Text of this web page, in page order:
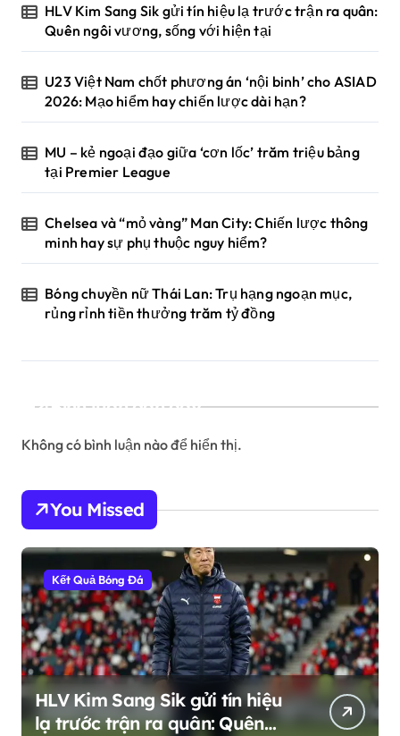
HLV Kim Sang Sik gửi tín hiệu lạ trước trận ra quân:
Quên ngôi vương, sống với hiện tại
U23 Việt Nam chốt phương án ‘nội binh’ cho ASIAD
2026: Mạo hiểm hay chiến lược dài hạn?
MU – kẻ ngoại đạo giữa ‘cơn lốc’ trăm triệu bảng
tại Premier League
Chelsea và “mỏ vàng” Man City: Chiến lược thông
minh hay sự phụ thuộc nguy hiểm?
Bóng chuyền nữ Thái Lan: Trụ hạng ngoạn mục,
rủng rỉnh tiền thưởng trăm tỷ đồng
Bình luận gần đây
Không có bình luận nào để hiển thị.
You Missed
Kết Quả Bóng Đá
HLV Kim Sang Sik gửi tín hiệu
lạ trước trận ra quân: Quên